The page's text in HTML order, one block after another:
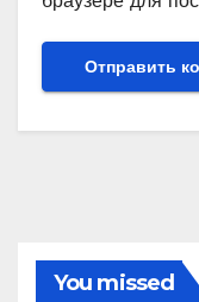
You missed